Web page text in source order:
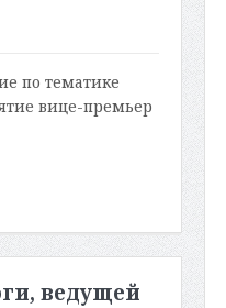
по тематике
вице-премьер
ведущей